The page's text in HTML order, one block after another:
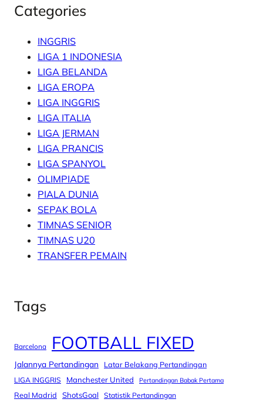
Categories
INGGRIS
LIGA 1 INDONESIA
LIGA BELANDA
LIGA EROPA
LIGA INGGRIS
LIGA ITALIA
LIGA JERMAN
LIGA PRANCIS
LIGA SPANYOL
OLIMPIADE
PIALA DUNIA
SEPAK BOLA
TIMNAS SENIOR
TIMNAS U20
TRANSFER PEMAIN
Tags
Barcelona FOOTBALL FIXED
Jalannya Pertandingan Latar Belakang Pertandingan
LIGA INGGRIS Manchester United Pertandingan Babak Pertama
Real Madrid ShotsGoal Statistik Pertandingan